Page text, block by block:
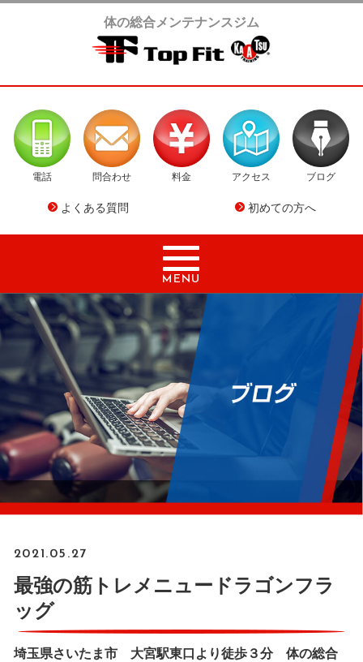
体の総合メンテナンスジム
電話 問合わせ 料金 アクセス ブログ
よくある質問 初めての方へ
MENU
2021.05.27
最強の筋トレメニュードラゴンフラ
ッグ
埼玉県さいたま市 大宮駅東口より徒歩３分 体の総合